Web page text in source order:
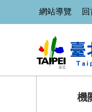
跳到主要內容區塊
:::網站導覽
機